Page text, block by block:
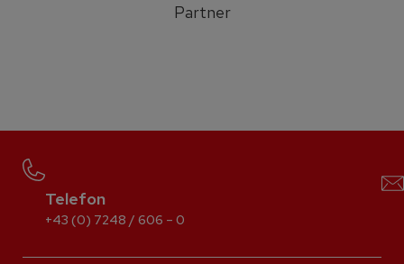
Partner
Telefon
+43 (0) 7248 / 606 – 0